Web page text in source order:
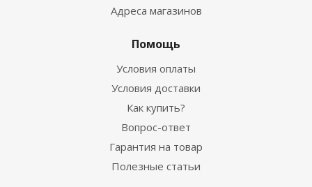
Адреса магазинов
Помощь
Условия оплаты
Условия доставки
Как купить?
Вопрос-ответ
Гарантия на товар
Полезные статьи